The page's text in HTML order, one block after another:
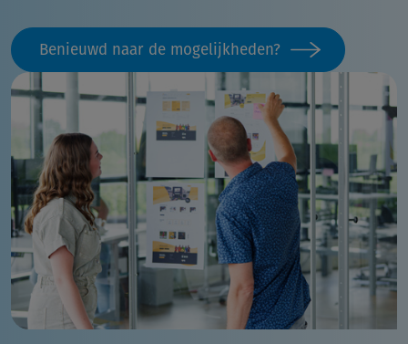
Benieuwd naar de mogelijkheden?